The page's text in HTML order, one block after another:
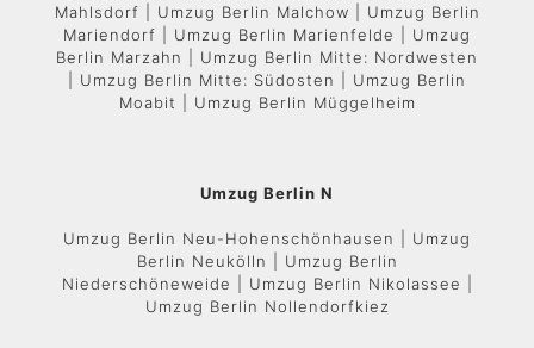
Mahlsdorf | Umzug Berlin Malchow | Umzug Berlin
Mariendorf | Umzug Berlin Marienfelde | Umzug
Berlin Marzahn | Umzug Berlin Mitte: Nordwesten
| Umzug Berlin Mitte: Südosten | Umzug Berlin
Moabit | Umzug Berlin Müggelheim
Umzug Berlin N
Umzug Berlin Neu-Hohenschönhausen | Umzug
Berlin Neukölln | Umzug Berlin
Niederschöneweide | Umzug Berlin Nikolassee |
Umzug Berlin Nollendorfkiez